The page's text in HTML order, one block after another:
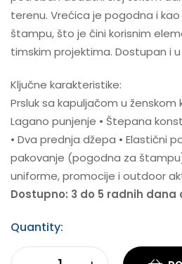
terenu. Vrećica je pogodna i
štampu, što je čini korisnim
timskim projektima. Dostupan i
Ključne karakteristike:
Prsluk sa kapuljačom u ženskom
Lagano punjenje • Štepana
• Dva prednja džepa • Elastični
pakovanje (pogodna za
uniforme, promocije i outdoor
Dostupno: 3 do 5 radnih dana
Quantity: